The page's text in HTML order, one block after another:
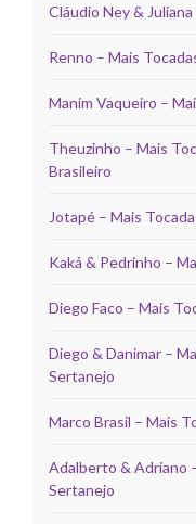
Cláudio Ney &
Renno – Mais
Manim Vaqueiro –
Theuzinho – Mais
Brasileiro
Jotapé – Mais
Kaká & Pedrinho –
Diego Faco – Mais
Diego & Danimar –
Sertanejo
Marco Brasil – Mais
Adalberto & Adriano
Sertanejo